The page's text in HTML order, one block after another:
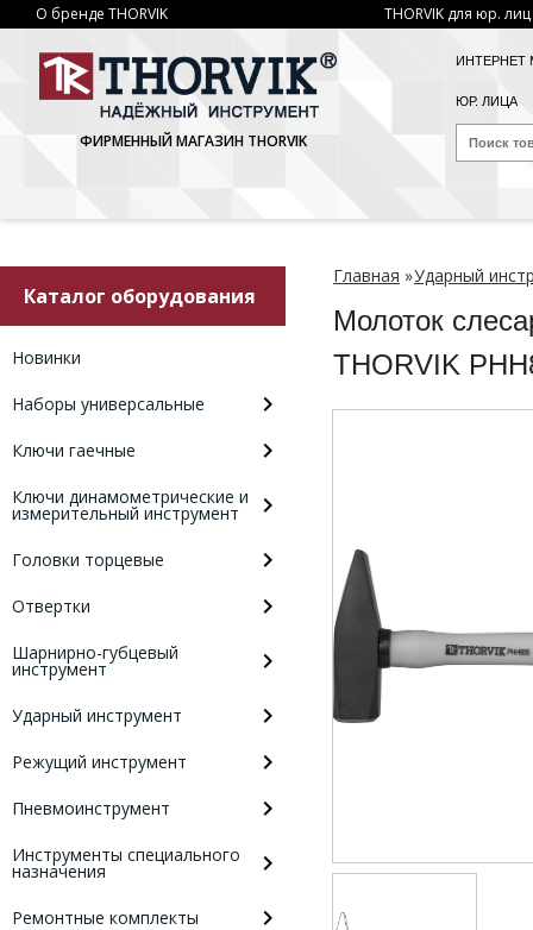
О бренде THORVIK THORVIK для юр. лиц
ФИРМЕННЫЙ МАГАЗИН THORVIK
ИНТЕРНЕТ
ЮР. ЛИЦА
Каталог оборудования
Новинки
Наборы универсальные
Ключи гаечные
Ключи динамометрические и
измерительный инструмент
Головки торцевые
Отвертки
Шарнирно-губцевый
инструмент
Ударный инструмент
Режущий инструмент
Пневмоинструмент
Инструменты специального
назначения
Ремонтные комплекты
Главная »Ударный
Молоток
THORVIK